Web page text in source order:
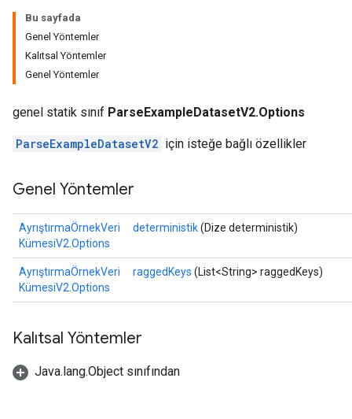
Bu sayfada
Genel Yöntemler
Kalıtsal Yöntemler
Genel Yöntemler
genel statik sınıf ParseExampleDatasetV2.Options
ParseExampleDatasetV2 için isteğe bağlı özellikler
Genel Yöntemler
AyrıştırmaÖrnekVeri
KümesiV2.Options
deterministik(Dize deterministik)
AyrıştırmaÖrnekVeri
KümesiV2.Options
raggedKeys (List<String> raggedKeys)
Kalıtsal Yöntemler
Java.lang.Object sınıfından